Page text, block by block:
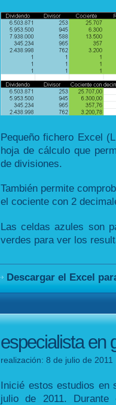
Pequeño fichero Excel
hoja de cálculo que
de divisiones.
También permite
el cociente con 2
Las celdas azules son
verdes para ver los
Descargar el Excel
especialista en
realización: 8 de julio de
Inicié estos estudios en
julio de 2011.